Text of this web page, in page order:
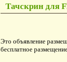
Тачскрин для
Это объявление
бесплатное